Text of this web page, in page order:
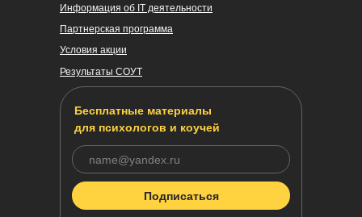
Подписаться
Бесплатные материалы
для психологов и коучей
Информация об IT деятельности
Условия акции
Результаты СОУТ
Партнерская программа